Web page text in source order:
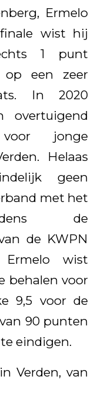
Ermelo
wist hij
1 punt
op een zeer
In 2020
overtuigend
jonge
Helaas
geen
met het
de
de KWPN
Ermelo wist
behalen voor
9,5 voor de
90 punten
eindigen.
Verden, van